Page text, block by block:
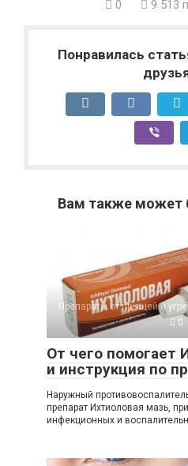
0 9 513
Понравилась
Вам также может
Препараты от прыщей и
0
От чего помогает
и инструкция по
Наружный
препарат Ихтиоловая мазь,
инфекционных и